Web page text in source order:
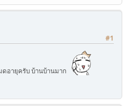
#1
อายุครับ บ้านบ้านมาก